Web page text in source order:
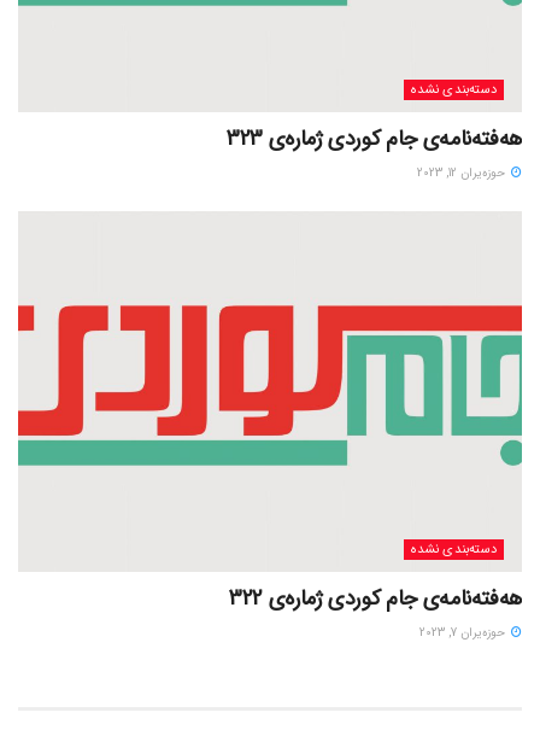
دسته‌بندی نشده
هەفتەنامەی جام کوردی ژمارەی 323
حوزه‌یران 12, 2023
دسته‌بندی نشده
هەفتەنامەی جام کوردی ژمارەی 322
حوزه‌یران 7, 2023